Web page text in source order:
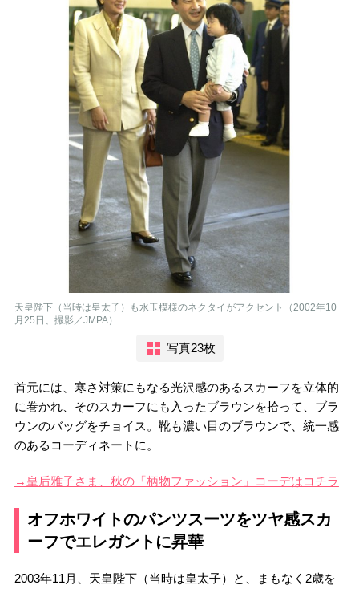
天皇陛下（当時は皇太子）も水玉模様のネクタイがアクセント（2002年10
月25日、撮影／JMPA）
写真23枚
首元には、寒さ対策にもなる光沢感のあるスカーフを立体的
に巻かれ、そのスカーフにも入ったブラウンを拾って、ブラ
ウンのバッグをチョイス。靴も濃い目のブラウンで、統一感
のあるコーディネートに。
→皇后雅子さま、秋の「柄物ファッション」コーデはコチラ
オフホワイトのパンツスーツをツヤ感スカ
ーフでエレガントに昇華
2003年11月、天皇陛下（当時は皇太子）と、まもなく2歳を